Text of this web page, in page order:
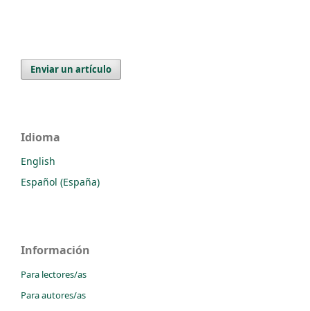
Enviar un artículo
Idioma
English
Español (España)
Información
Para lectores/as
Para autores/as